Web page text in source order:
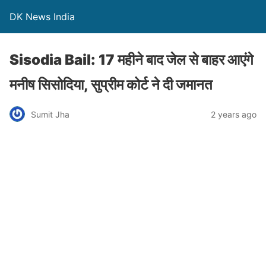
DK News India
Sisodia Bail: 17 महीने बाद जेल से बाहर आएंगे
मनीष सिसोदिया, सुप्रीम कोर्ट ने दी जमानत
Sumit Jha 2 years ago